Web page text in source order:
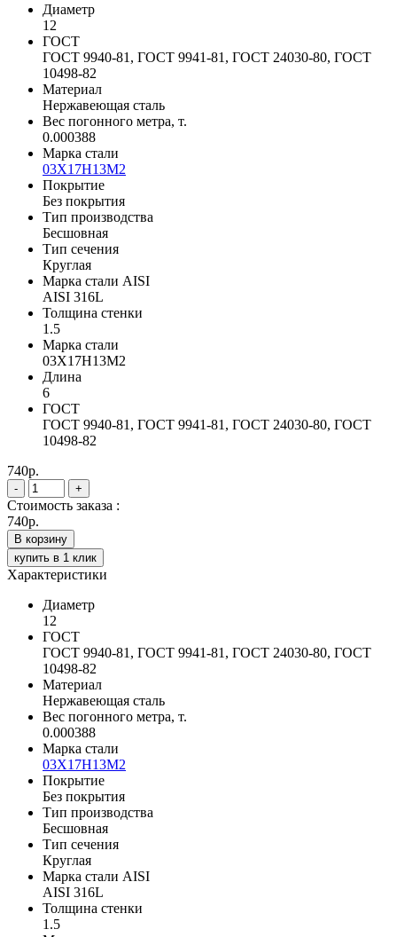
Диаметр
12
ГОСТ
ГОСТ 9940-81, ГОСТ 9941-81, ГОСТ 24030-80, ГОСТ
10498-82
Материал
Нержавеющая сталь
Вес погонного метра, т.
0.000388
Марка стали
03Х17Н13М2
Покрытие
Без покрытия
Тип производства
Бесшовная
Тип сечения
Круглая
Марка стали AISI
AISI 316L
Толщина стенки
1.5
Марка стали
03Х17Н13М2
Длина
6
ГОСТ
ГОСТ 9940-81, ГОСТ 9941-81, ГОСТ 24030-80, ГОСТ
10498-82
740р.
- +
Стоимость заказа :
740р.
В корзину
купить в 1 клик
Характеристики
Диаметр
12
ГОСТ
ГОСТ 9940-81, ГОСТ 9941-81, ГОСТ 24030-80, ГОСТ
10498-82
Материал
Нержавеющая сталь
Вес погонного метра, т.
0.000388
Марка стали
03Х17Н13М2
Покрытие
Без покрытия
Тип производства
Бесшовная
Тип сечения
Круглая
Марка стали AISI
AISI 316L
Толщина стенки
1.5